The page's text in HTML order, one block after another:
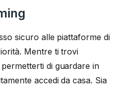
sicuro alle piattaforme di
Mentre ti trovi
di guardare in
accedi da casa. Sia